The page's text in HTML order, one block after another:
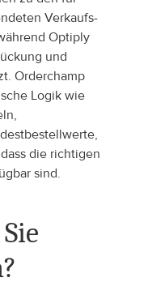
Verkaufs-
Optiply
und
Orderchamp
Logik wie
die richtigen
sind.